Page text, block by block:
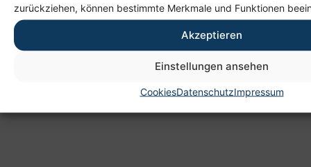
zurückziehen, können bestimmte Merkmale und Funktionen
Akzeptieren
Einstellungen ansehen
CookiesDatenschutzImpressum
Heim gemeinnützige GmbH